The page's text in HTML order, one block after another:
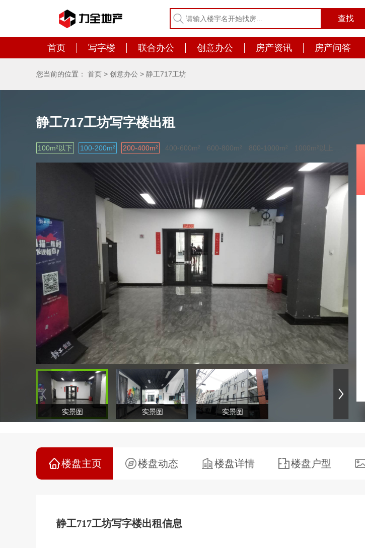
首页 写字楼 联合办公 创意办公 房产资讯 房产问答
您当前的位置： 首页 > 创意办公 > 静工717工坊
静工717工坊写字楼出租
100m²以下 100-200m² 200-400m² 400-600m² 600-800m² 800-1000m² 1000m²以上
实景图 实景图 实景图
楼盘主页 楼盘动态 楼盘详情 楼盘户型
静工717工坊写字楼出租信息